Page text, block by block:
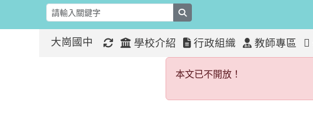
大崗國中 學校介紹 行政組織 教師專區
:::本文已不開放！
本文已不開放！